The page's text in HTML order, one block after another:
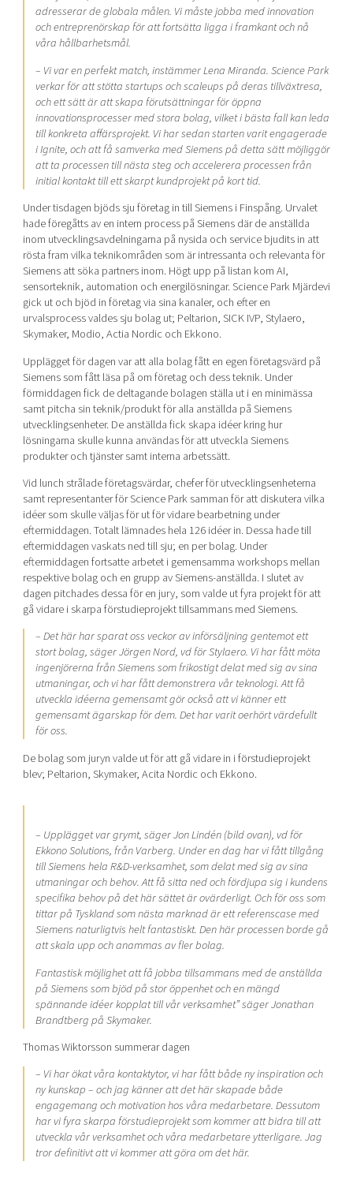
adresserar de globala målen. Vi måste jobba med innovation
och entreprenörskap för att fortsätta ligga i framkant och nå
våra hållbarhetsmål.
– Vi var en perfekt match, instämmer Lena Miranda. Science Park
verkar för att stötta startups och scaleups på deras tillväxtresa,
och ett sätt är att skapa förutsättningar för öppna
innovationsprocesser med stora bolag, vilket i bästa fall kan leda
till konkreta affärsprojekt. Vi har sedan starten varit engagerade
i Ignite, och att få samverka med Siemens på detta sätt möjliggör
att ta processen till nästa steg och accelerera processen från
initial kontakt till ett skarpt kundprojekt på kort tid.
Under tisdagen bjöds sju företag in till Siemens i Finspång. Urvalet
hade föregåtts av en intern process på Siemens där de anställda
inom utvecklingsavdelningarna på nysida och service bjudits in att
rösta fram vilka teknikområden som är intressanta och relevanta för
Siemens att söka partners inom. Högt upp på listan kom AI,
sensorteknik, automation och energilösningar. Science Park Mjärdevi
gick ut och bjöd in företag via sina kanaler, och efter en
urvalsprocess valdes sju bolag ut; Peltarion, SICK IVP, Stylaero,
Skymaker, Modio, Actia Nordic och Ekkono.
Upplägget för dagen var att alla bolag fått en egen företagsvärd på
Siemens som fått läsa på om företag och dess teknik. Under
förmiddagen fick de deltagande bolagen ställa ut i en minimässa
samt pitcha sin teknik/produkt för alla anställda på Siemens
utvecklingsenheter. De anställda fick skapa idéer kring hur
lösningarna skulle kunna användas för att utveckla Siemens
produkter och tjänster samt interna arbetssätt.
Vid lunch strålade företagsvärdar, chefer för utvecklingsenheterna
samt representanter för Science Park samman för att diskutera vilka
idéer som skulle väljas för ut för vidare bearbetning under
eftermiddagen. Totalt lämnades hela 126 idéer in. Dessa hade till
eftermiddagen vaskats ned till sju; en per bolag. Under
eftermiddagen fortsatte arbetet i gemensamma workshops mellan
respektive bolag och en grupp av Siemens-anställda. I slutet av
dagen pitchades dessa för en jury, som valde ut fyra projekt för att
gå vidare i skarpa förstudieprojekt tillsammans med Siemens.
– Det här har sparat oss veckor av införsäljning gentemot ett
stort bolag, säger Jörgen Nord, vd för Stylaero. Vi har fått möta
ingenjörerna från Siemens som frikostigt delat med sig av sina
utmaningar, och vi har fått demonstrera vår teknologi. Att få
utveckla idéerna gemensamt gör också att vi känner ett
gemensamt ägarskap för dem. Det har varit oerhört värdefullt
för oss.
De bolag som juryn valde ut för att gå vidare in i förstudieprojekt
blev; Peltarion, Skymaker, Acita Nordic och Ekkono.
– Upplägget var grymt, säger Jon Lindén (bild ovan), vd för
Ekkono Solutions, från Varberg. Under en dag har vi fått tillgång
till Siemens hela R&D-verksamhet, som delat med sig av sina
utmaningar och behov. Att få sitta ned och fördjupa sig i kundens
specifika behov på det här sättet är ovärderligt. Och för oss som
tittar på Tyskland som nästa marknad är ett referenscase med
Siemens naturligtvis helt fantastiskt. Den här processen borde gå
att skala upp och anammas av fler bolag.
Fantastisk möjlighet att få jobba tillsammans med de anställda
på Siemens som bjöd på stor öppenhet och en mängd
spännande idéer kopplat till vår verksamhet” säger Jonathan
Brandtberg på Skymaker.
Thomas Wiktorsson summerar dagen
– Vi har ökat våra kontaktytor, vi har fått både ny inspiration och
ny kunskap – och jag känner att det här skapade både
engagemang och motivation hos våra medarbetare. Dessutom
har vi fyra skarpa förstudieprojekt som kommer att bidra till att
utveckla vår verksamhet och våra medarbetare ytterligare. Jag
tror definitivt att vi kommer att göra om det här.